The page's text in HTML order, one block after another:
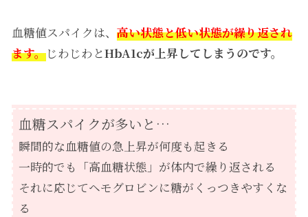
血糖値スパイクは、 高い状態と低い状態が繰り返され
ます。じわじわとHbA1cが上昇してしまうのです。
血糖スパイクが多いと…
瞬間的な血糖値の急上昇が何度も起きる
一時的でも「高血糖状態」が体内で繰り返される
それに応じてヘモグロビンに糖がくっつきやすくな
る